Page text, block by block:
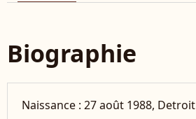
Biographie
Naissance :27 août 1988, Detroit